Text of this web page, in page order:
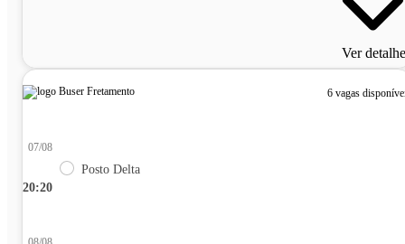
Ver
6 vagas
20:20
07/08
Posto Delta